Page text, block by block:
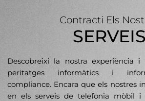
Contracti Els
SERVEIS
Descobreixi la nostra experiència i
peritatges informàtics i
compliance. Encara que els nostres
en els serveis de telefonia mòbil i